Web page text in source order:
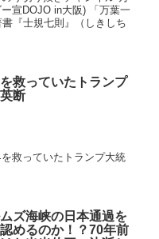
宣DOJO in大阪) 「万葉一
『士規七則』（しきしち
救っていたトランプ
断
救っていたトランプ大統
ズ海峡の日本通過を
めるのか！？70年前